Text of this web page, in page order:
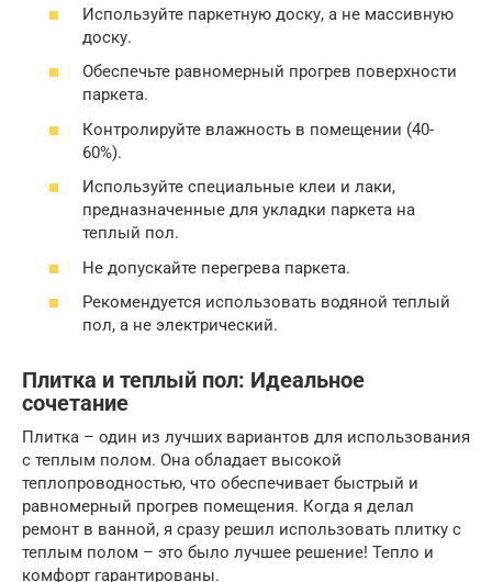
Используйте паркетную доску, а не массивную
доску.
Обеспечьте равномерный прогрев поверхности
паркета.
Контролируйте влажность в помещении (40-
60%).
Используйте специальные клеи и лаки,
предназначенные для укладки паркета на
теплый пол.
Не допускайте перегрева паркета.
Рекомендуется использовать водяной теплый
пол, а не электрический.
Плитка и теплый пол: Идеальное
сочетание
Плитка – один из лучших вариантов для использования
с теплым полом. Она обладает высокой
теплопроводностью, что обеспечивает быстрый и
равномерный прогрев помещения. Когда я делал
ремонт в ванной, я сразу решил использовать плитку с
теплым полом – это было лучшее решение! Тепло и
комфорт гарантированы.